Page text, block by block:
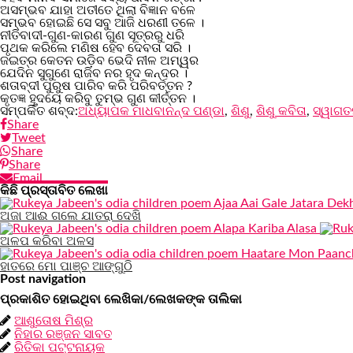
ଅସମ୍ଭବ ଯାହା ଅତୀତେ ଥିଲା ବିଜ୍ଞାନ ବଳେ
ସମ୍ଭବ ହୋଇଛି ସେ ସବୁ ଆଜି ଧରଣୀ ତଳେ ।
ନୀତିବାଦୀ-ଗୁଣ-କାରଣ ଗୁଣ ସୂତ୍ରରୁ ଧରି
ପୃଥକ କରିଲେ ମଣିଷ ହେବ ଦେବତା ସରି ।
ଜଇତ୍ର କେତନ ଉଡ଼ିବ ଭେଦି ନୀଳ ଅମ୍ୱର
ଯେଦିନ ସୁଗୁଣେ ରାଜିବ ନର ହୃଦ କନ୍ଦର ।
ଶତାବ୍ଦୀ ପୁରୁଷ ପାରିବ କରି ପରିବର୍ତ୍ତନ ?
କୃତଜ୍ଞ ହୃଦୟେ କରିବୁ ତୁମ୍ଭ ଗୁଣ କୀର୍ତ୍ତନ ।
ସମ୍ପର୍କିତ ଶବ୍ଦ:ଅଧ୍ୟାପକ ମାଧବାନନ୍ଦ ପଣ୍ଡା, ଶିଶୁ, ଶିଶୁ କବିତା,
Share
Tweet
Share
Share
Email
କିଛି ପ୍ରସ୍ତାବିତ ଲେଖା
ଅଜା ଆଈ ଗଲେ ଯାତରା ଦେଖି
ଅଳପ କରିବା ଅଳସ
ହାତରେ ମୋ ପାଞ୍ଚ ଆଙ୍ଗୁଠି
Post navigation
ପ୍ରକାଶିତ ହୋଇଥିବା ଲେଖିକା/ଲେଖକଙ୍କ ତାଲିକା
ଆଶୁତୋଷ ମିଶ୍ର
ନିହାର ରଞ୍ଜନ ସାବତ
ରିତିକା ପଟ୍ଟନାୟକ